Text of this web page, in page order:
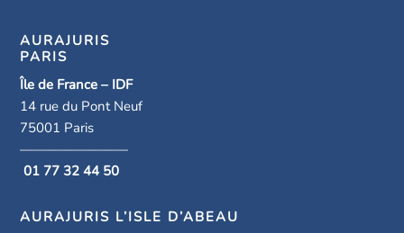
AURAJURIS
PARIS
Île de France – IDF
14 rue du Pont Neuf
75001 Paris
————————
01 77 32 44 50
AURAJURIS L’ISLE D’ABEAU